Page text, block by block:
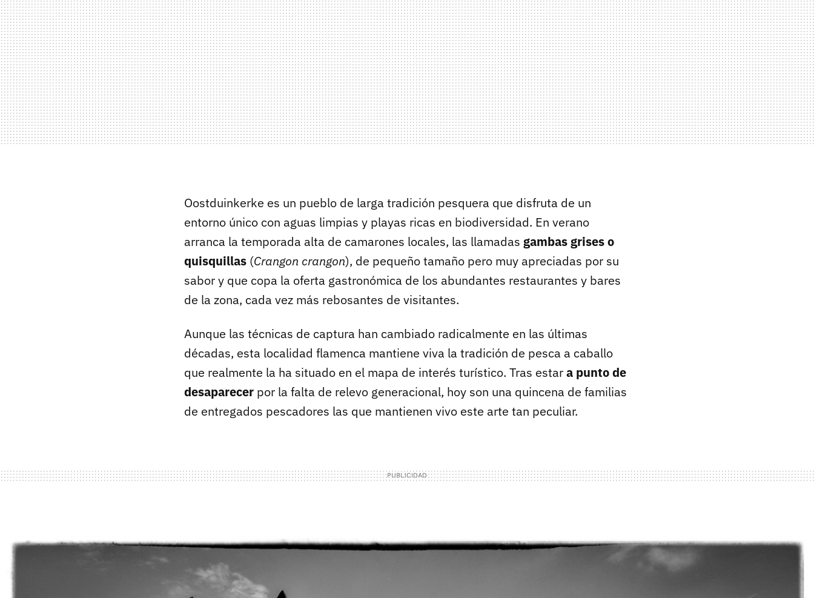
Oostduinkerke es un pueblo de larga tradición pesquera que disfruta de un
entorno único con aguas limpias y playas ricas en biodiversidad. En verano
arranca la temporada alta de camarones locales, las llamadas gambas grises o
quisquillas (Crangon crangon), de pequeño tamaño pero muy apreciadas por su
sabor y que copa la oferta gastronómica de los abundantes restaurantes y bares
de la zona, cada vez más rebosantes de visitantes.
Aunque las técnicas de captura han cambiado radicalmente en las últimas
décadas, esta localidad flamenca mantiene viva la tradición de pesca a caballo
que realmente la ha situado en el mapa de interés turístico. Tras estara punto de
desaparecer por la falta de relevo generacional, hoy son una quincena de familias
de entregados pescadores las que mantienen vivo este arte tan peculiar.